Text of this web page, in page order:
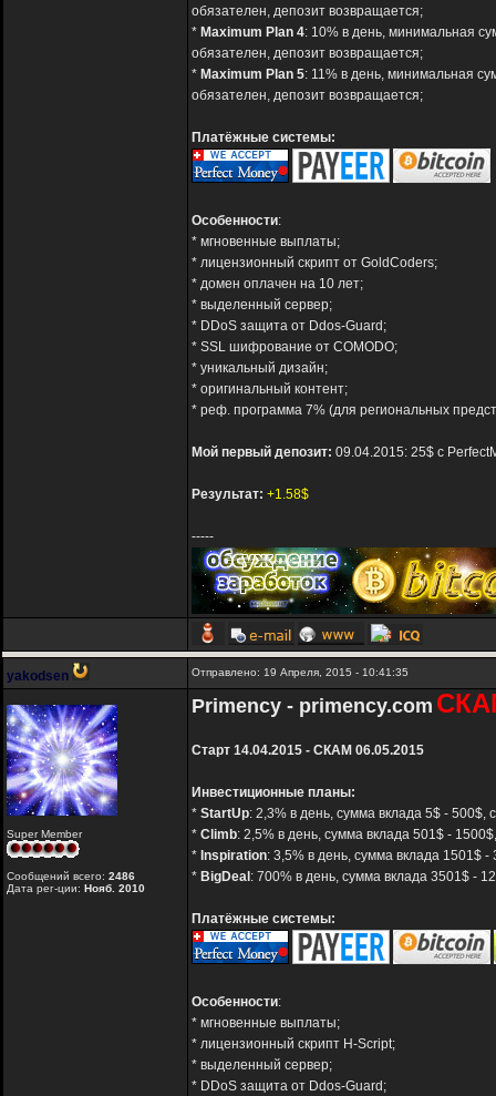
обязателен, депозит возвращается;
* Maximum Plan 4: 10% в день, минимальная
обязателен, депозит возвращается;
* Maximum Plan 5: 11% в день, минимальная
обязателен, депозит возвращается;
Платёжные системы:
Особенности:
* мгновенные выплаты;
* лицензионный скрипт от GoldCoders;
* домен оплачен на 10 лет;
* выделенный сервер;
* DDoS защита от Ddos-Guard;
* SSL шифрование от COMODO;
* уникальный дизайн;
* оригинальный контент;
* реф. программа 7% (для региональных
Мой первый депозит: 09.04.2015: 25$ с
Результат: +1.58$
-----
yakodsen Отправлено: 19 Апреля, 2015 - 10:41:35
Super Member
Сообщений всего: 2486
Дата рег-ции: Нояб. 2010
Primency - primency.com
Старт 14.04.2015 - СКАМ 06.05.2015
Инвестиционные планы:
* StartUp: 2,3% в день, сумма вклада 5$ - 500$,
* Climb: 2,5% в день, сумма вклада 501$ -
* Inspiration: 3,5% в день, сумма вклада 1501$ -
* BigDeal : 700% в день, сумма вклада 3501$ -
Платёжные системы:
Особенности:
* мгновенные выплаты;
* лицензионный скрипт H-Script;
* выделенный сервер;
* DDoS защита от Ddos-Guard;